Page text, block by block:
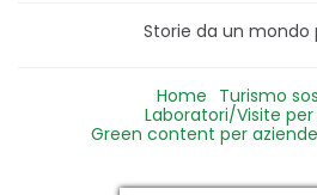
Storie da un mondo
Home Turismo
Laboratori/Visite
Green content per aziende